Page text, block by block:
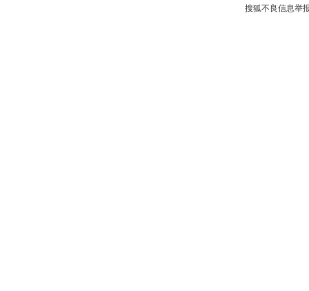
搜狐不良信息举